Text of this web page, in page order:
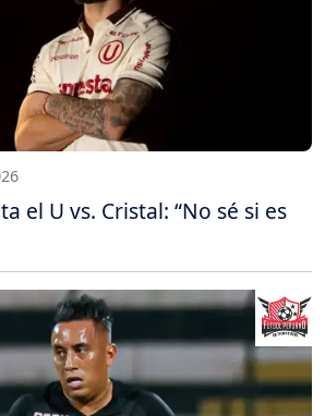
el U vs. Cristal: “No sé si es